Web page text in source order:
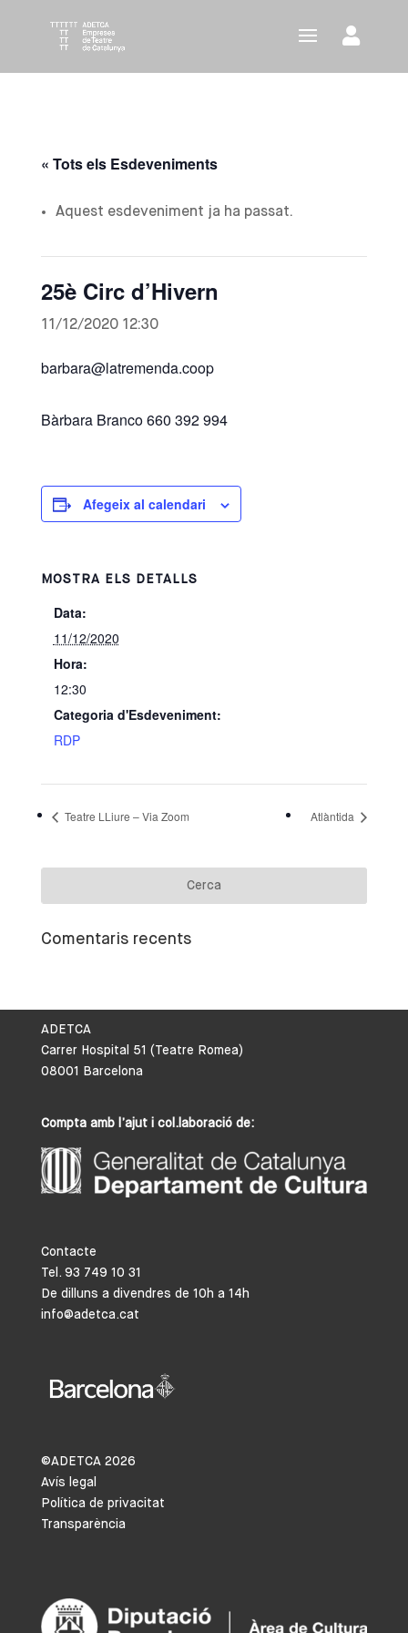
« Tots els Esdeveniments
Aquest esdeveniment ja ha passat.
25è Circ d’Hivern
11/12/2020 12:30
barbara@latremenda.coop
Bàrbara Branco 660 392 994
Afegeix al calendari
MOSTRA ELS DETALLS
Data:
11/12/2020
Hora:
12:30
Categoria d'Esdeveniment:
RDP
Teatre LLiure – Via Zoom Atlàntida
Comentaris recents
ADETCA
Carrer Hospital 51 (Teatre Romea)
08001 Barcelona
Compta amb l’ajut i col.laboració de:
Contacte
Tel. 93 749 10 31
De dilluns a divendres de 10h a 14h
info@adetca.cat
©ADETCA 2026
Avís legal
Política de privacitat
Transparència